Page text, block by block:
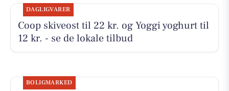
DAGLIGVARER
Coop skiveost til 22 kr. og Yoggi yoghurt til
12 kr. - se de lokale tilbud
BOLIGMARKED